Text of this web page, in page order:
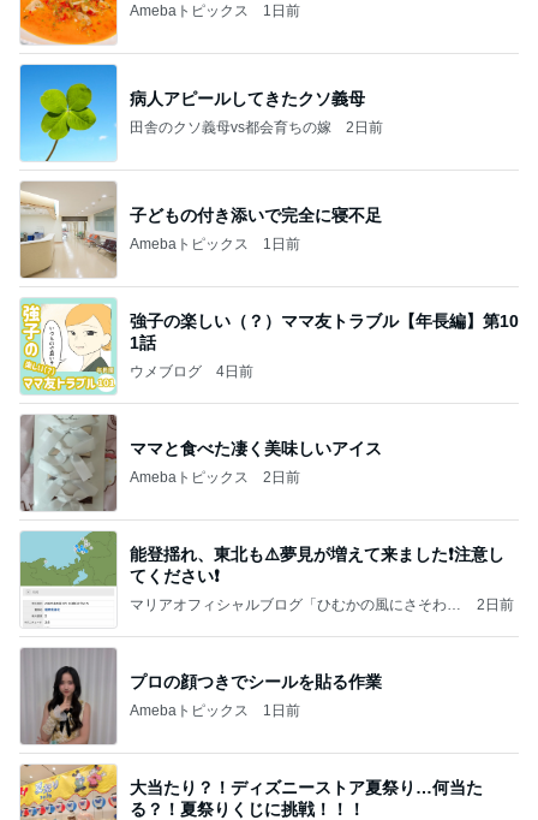
Amebaトピックス 1日前
病人アピールしてきたクソ義母
田舎のクソ義母vs都会育ちの嫁 2日前
子どもの付き添いで完全に寝不足
Amebaトピックス 1日前
強子の楽しい（？）ママ友トラブル【年長編】第10
1話
ウメブログ 4日前
ママと食べた凄く美味しいアイス
Amebaトピックス 2日前
能登揺れ、東北も⚠️夢見が増えて来ました❗️注意し
てください❗️
マリアオフィシャルブログ「ひむかの風にさそわれ
2日前
プロの顔つきでシールを貼る作業
Amebaトピックス 1日前
大当たり？！ディズニーストア夏祭り…何当た
る？！夏祭りくじに挑戦！！！